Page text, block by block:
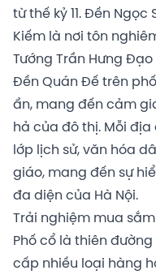
từ thế kỷ 11. Đền
Kiếm là nơi tôn
Tướng Trần Hưng
Đền Quán Đế trên
ẩn, mang đến cảm
hả của đô thị. Mỗi
lớp lịch sử, văn hóa
giáo, mang đến sự
đa diện của Hà Nội.
Trải nghiệm mua
Phố cổ là thiên
cấp nhiều loại hàng